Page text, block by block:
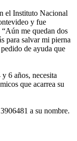
el Instituto Nacional
y fue
me quedan dos
para salvar mi pierna
de ayuda que
6 años, necesita
que acarrea su
a su nombre.